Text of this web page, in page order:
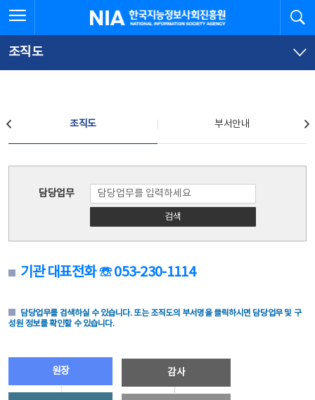
문
로
가
체
뉴
바
가
한국지능정보사회진흥원
조직도
조직도 부서안내
담당업무
검색
기관 대표전화 ☏ 053-230-1114
담당업무를 검색하실 수 있습니다. 또는 조직도의 부서명을 클릭하시면 담당업무 및 구
성원 정보를 확인할 수 있습니다.
원장 감사